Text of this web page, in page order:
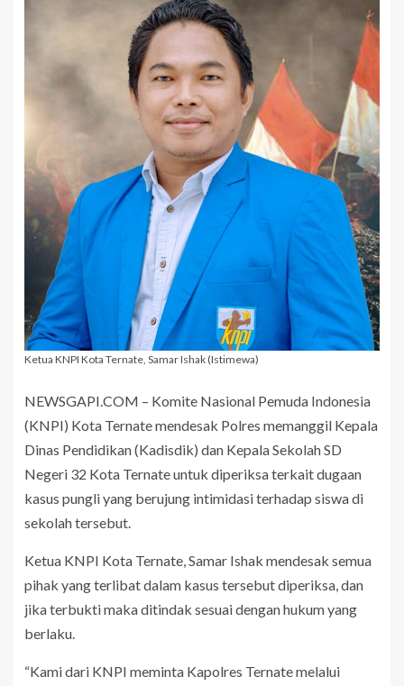
Ketua KNPI Kota Ternate, Samar Ishak (Istimewa)
NEWSGAPI.COM – Komite Nasional Pemuda Indonesia
(KNPI) Kota Ternate mendesak Polres memanggil Kepala
Dinas Pendidikan (Kadisdik) dan Kepala Sekolah SD
Negeri 32 Kota Ternate untuk diperiksa terkait dugaan
kasus pungli yang berujung intimidasi terhadap siswa di
sekolah tersebut.
Ketua KNPI Kota Ternate, Samar Ishak mendesak semua
pihak yang terlibat dalam kasus tersebut diperiksa, dan
jika terbukti maka ditindak sesuai dengan hukum yang
berlaku.
“Kami dari KNPI meminta Kapolres Ternate melalui